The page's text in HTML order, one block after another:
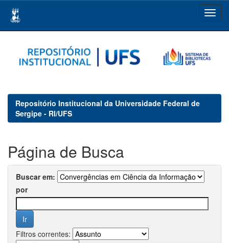
navigation
Repositório Institucional da Universidade Federal de
Sergipe - RI/UFS
Página de Busca
Buscar em:
por
Filtros correntes: